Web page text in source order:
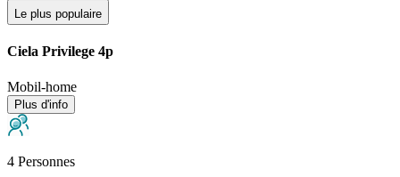
Le plus populaire
Ciela Privilege 4p
Mobil-home
Plus d'info
4 Personnes